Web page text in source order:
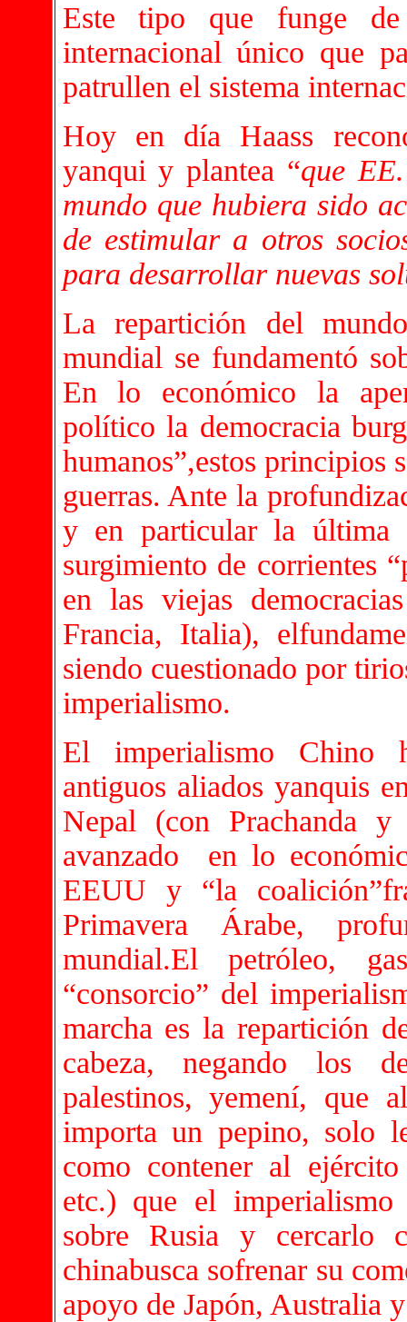
Este tipo que funge de
internacional único que
patrullen el sistema
Hoy en día Haass
yanqui y plantea “que
mundo que hubiera sido
de estimular a otros
para desarrollar nuevas
La repartición del
mundial se fundamentó
En lo económico la
político la democracia
humanos”,estos principios
guerras. Ante la
y en particular la última
surgimiento de corrientes
en las viejas
Francia, Italia),
siendo cuestionado por
imperialismo.
El imperialismo Chino
antiguos aliados yanquis
Nepal (con Prachanda
avanzado en lo
EEUU y “la
Primavera Árabe,
mundial.El petróleo,
“consorcio” del
marcha es la repartición
cabeza, negando los
palestinos, yemení,
importa un pepino, solo
como contener al
etc.) que el
sobre Rusia y cercarlo
chinabusca sofrenar su
apoyo de Japón, Australia